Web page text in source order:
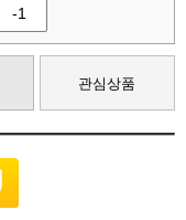
-1
관심상품